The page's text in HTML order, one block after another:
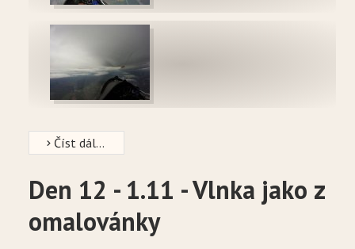
Číst dál...
Den 12 - 1.11 - Vlnka jako z
omalovánky